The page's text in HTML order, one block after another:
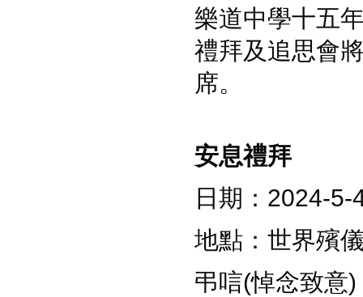
樂道中學十五
禮拜及追思會
席。
安息禮拜
日期：2024-5-
地點：世界殯
弔唁(悼念致意